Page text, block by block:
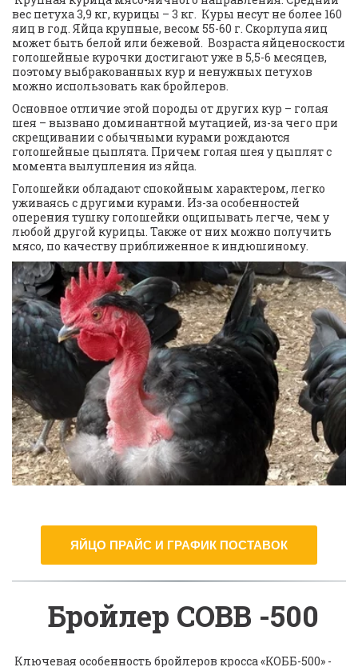
вес петуха 3,9 кг, курицы – 3 кг.  Куры несут не более 160
яиц в год. Яйца крупные, весом 55-60 г. Скорлупа яиц
может быть белой или бежевой.  Возраста яйценоскости
голошейные курочки достигают уже в 5,5-6 месяцев,
поэтому выбракованных кур и ненужных петухов
можно использовать как бройлеров.
Основное отличие этой породы от других кур – голая
шея – вызвано доминантной мутацией, из-за чего при
скрещивании с обычными курами рождаются
голошейные цыплята. Причем голая шея у цыплят с
момента вылупления из яйца.
Голошейки обладают спокойным характером, легко
уживаясь с другими курами. Из-за особенностей
оперения тушку голошейки ощипывать легче, чем у
любой другой курицы. Также от них можно получить
мясо, по качеству приближенное к индюшиному.
ЯЙЦО ПРАЙС И ГРАФИК ПОСТАВОК
Бройлер COBB -500